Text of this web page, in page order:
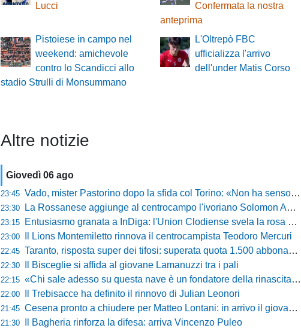
Lucci
Confermata la nostra
anteprima
Pistoiese in campo nel
weekend: amichevole
contro lo Scandicci allo
stadio Strulli di Monsummano
L'Oltrepò FBC
ufficializza l'arrivo
dell'under Matis Corso
Altre notizie
Giovedì 06 ago
23:45 Vado, mister Pastorino dopo la sfida col Torino: «Non ha senso chiudersi e fare le barricate»
23:30 La Rossanese aggiunge al centrocampo l'ivoriano Solomon Andrews Manu
23:15 Entusiasmo granata a InDiga: l'Union Clodiense svela la rosa per la nuova annata
23:00 Il Lions Montemiletto rinnova il centrocampista Teodoro Mercuri
22:45 Taranto, risposta super dei tifosi: superata quota 1.500 abbonamenti
22:30 Il Bisceglie si affida al giovane Lamanuzzi tra i pali
22:15 «Chi sale adesso su questa nave è un fondatore della rinascita»: Davis carica l'ambiente Messina
22:00 Il Trebisacce ha definito il rinnovo di Julian Leonori
21:45 Cesena pronto a chiudere per Matteo Lontani: in arrivo il giovane talento dello Spezia
21:30 Il Bagheria rinforza la difesa: arriva Vincenzo Puleo